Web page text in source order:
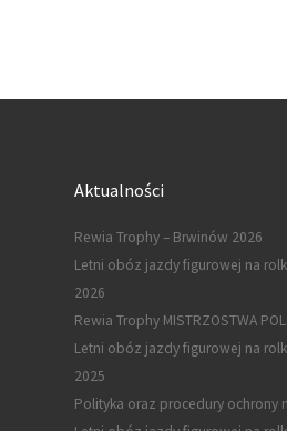
Aktualności
Rewia Trophy – Brwinów 2026
Letni obóz jazdy figurowej na
2026
Rewia Trophy MISTRZOSTWA
Letni obóz jazdy figurowej na
2025
Polityka oraz procedury ochrony